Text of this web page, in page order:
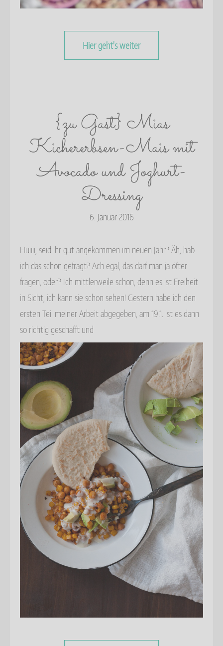
Hier geht's weiter
{zu Gast} Mias
Kichererbsen-Mais mit
Avocado und Joghurt-
Dressing
6. Januar 2016
Huiiii, seid ihr gut angekommen im neuen Jahr? Äh, hab
ich das schon gefragt? Ach egal, das darf man ja öfter
fragen, oder? Ich mittlerweile schon, denn es ist Freiheit
in Sicht, ich kann sie schon sehen! Gestern habe ich den
ersten Teil meiner Arbeit abgegeben, am 19.1. ist es dann
so richtig geschafft und